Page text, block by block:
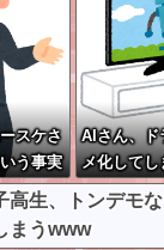
スケさ
う事実
AIさん、ド
メ化してし
高生、トンデモ
まうwww